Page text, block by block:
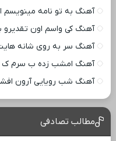
آهنگ به تو نامه مینویسم
آهنگ کی واسم اون
آهنگ سر به روی شانه
آهنگ امشب زده ب سرم ک
آهنگ شب رویایی آرون
مطالب تصادفی